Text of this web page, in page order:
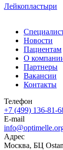
Лейкопластыри
Новости
Пациентам
О
Партнеры
Вакансии
Контакты
Телефон
+7 (499) 136-81-
E-mail
Адрес
Москва, БЦ